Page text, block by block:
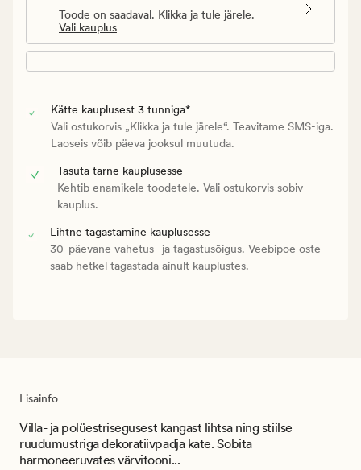
Toode on saadaval. Klikka ja tule järele.
Vali kauplus
Kätte kauplusest 3 tunniga*
Vali ostukorvis „Klikka ja tule järele“. Teavitame SMS-iga.
Laoseis võib päeva jooksul muutuda.
Tasuta tarne kauplusesse
Kehtib enamikele toodetele. Vali ostukorvis sobiv
kauplus.
Lihtne tagastamine kauplusesse
30-päevane vahetus- ja tagastusõigus. Veebipoe oste
saab hetkel tagastada ainult kauplustes.
Lisainfo
Villa- ja polüestrisegusest kangast lihtsa ning stiilse
ruudumustriga dekoratiivpadja kate. Sobita
harmoneeruvates värvitooni...